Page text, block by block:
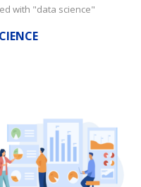
with "data science"